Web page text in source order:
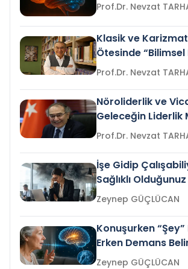
Prof.Dr. Nevzat
Klasik ve
Ötesinde “Bilimsel
Prof.Dr. Nevzat
Nöroliderlik ve
Geleceğin Liderlik
Prof.Dr. Nevzat
İşe Gidip
Sağlıklı
Gelir mi?Zeynep GÜÇLÜCAN
Konuşurken
Erken Demans
mi?
Zeynep GÜÇLÜCAN